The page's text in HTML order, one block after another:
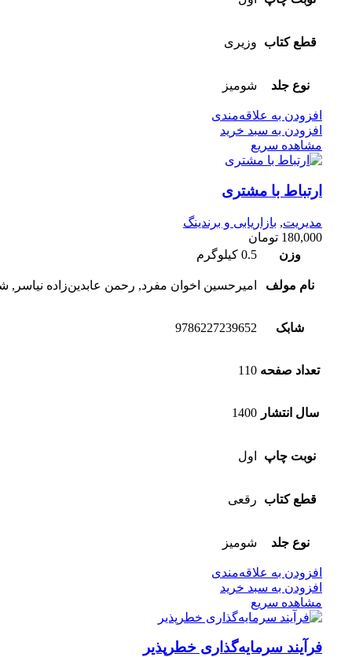
قطع کتاب وزیری
نوع جلد شومیز
افزودن به علاقه‌مندی
افزودن به سبد خرید
مشاهده سریع
ارتباط با مشتری
مدیریت, بازاریابی و برندینگ
180,000 تومان
وزن
0.5 کیلوگرم
نام مولف امیرحسین اخوان مفرد, رحمن عابدین‌زاده
شابک 9786227239652
تعداد صفحه 110
سال انتشار 1400
نوبت چاپ اول
قطع کتاب رقعی
نوع جلد شومیز
افزودن به علاقه‌مندی
افزودن به سبد خرید
مشاهده سریع
فرآیند سرمایه‌گذاری خطر‌پذیر